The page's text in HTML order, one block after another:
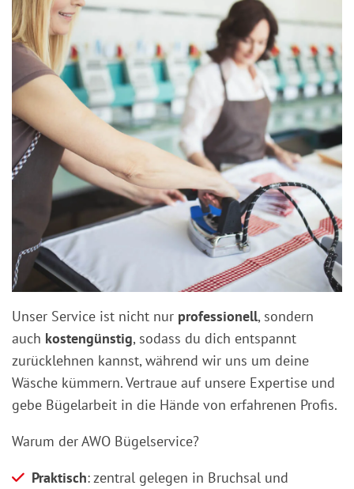
Unser Service ist nicht nur professionell, sondern
auch kostengünstig, sodass du dich entspannt
zurücklehnen kannst, während wir uns um deine
Wäsche kümmern. Vertraue auf unsere Expertise und
gebe Bügelarbeit in die Hände von erfahrenen Profis.
Warum der AWO Bügelservice?
Praktisch: zentral gelegen in Bruchsal und